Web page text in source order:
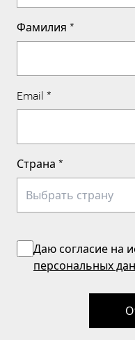
Фамилия *
Email *
Страна *
Даю согласие на
персональных